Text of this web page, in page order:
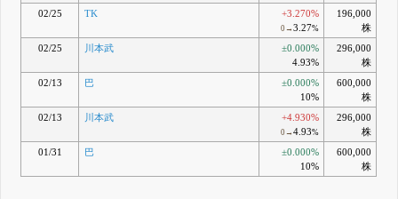
02/25
TK +3.270%
0→ 3.27%
196,000
株
02/25
川本武
±0.000%
4.93%
296,000
株
02/13
巴
±0.000%
10%
600,000
株
02/13
川本武 +4.930%
0→ 4.93%
296,000
株
01/31
巴
±0.000%
10%
600,000
株